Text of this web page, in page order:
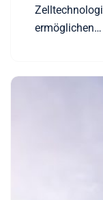
ermöglichen…